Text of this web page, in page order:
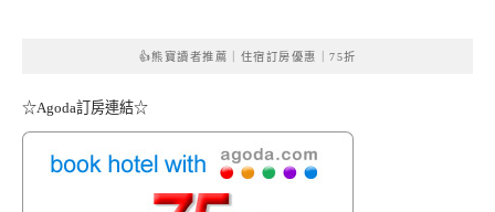
👍熊寶讀者推薦｜住宿訂房優惠｜75折
☆Agoda訂房連結☆